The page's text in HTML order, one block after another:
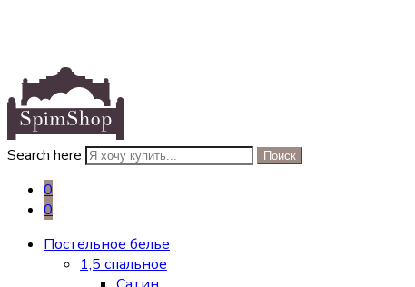
Search here Поиск
0
0
Постельное белье
1,5 спальное